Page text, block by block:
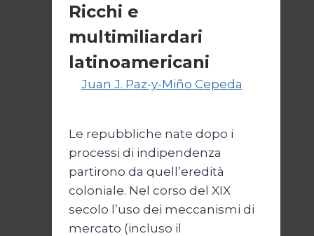
Ricchi e
multimiliardari
latinoamericani
Juan J. Paz-y-Miño Cepeda
Le repubbliche nate dopo i
processi di indipendenza
partirono da quell’eredità
coloniale. Nel corso del XIX
secolo l’uso dei meccanismi di
mercato (incluso il